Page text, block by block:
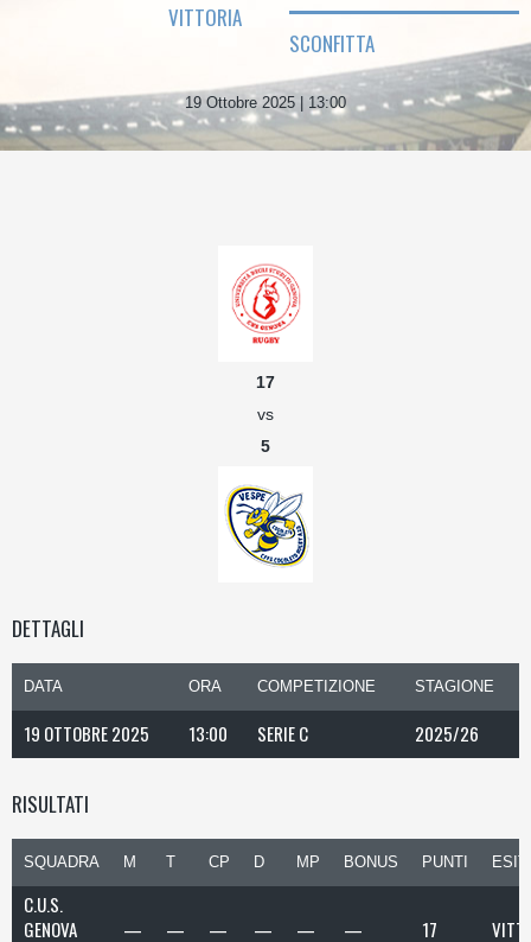
VITTORIA
SCONFITTA
19 Ottobre 2025 | 13:00
17
vs
5
DETTAGLI
DATA ORA COMPETIZIONE STAGIONE
19 OTTOBRE 2025 13:00 SERIE C 2025/26
RISULTATI
SQUADRA M T CP D MP BONUS PUNTI
C.U.S.
GENOVA
— — — — — — 17